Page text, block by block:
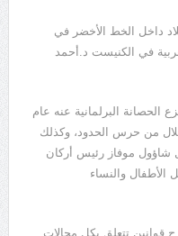
داخل الخط الأخضر في
في الكنيست د.أحمد
البرلمانية عنه عام
من حرس الحدود، وكذلك
اتهامه الجنرال شاؤول موفاز رئيس أركان
والنساء
تتعلق بكل مجالات